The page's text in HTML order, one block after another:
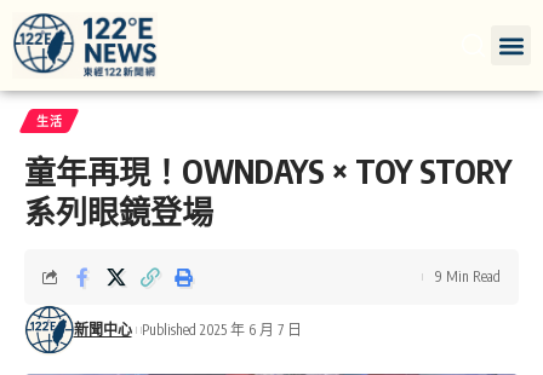
生活
童年再現！OWNDAYS × TOY STORY
系列眼鏡登場
新聞中心 Published 2025 年 6 月 7 日
9 Min Read